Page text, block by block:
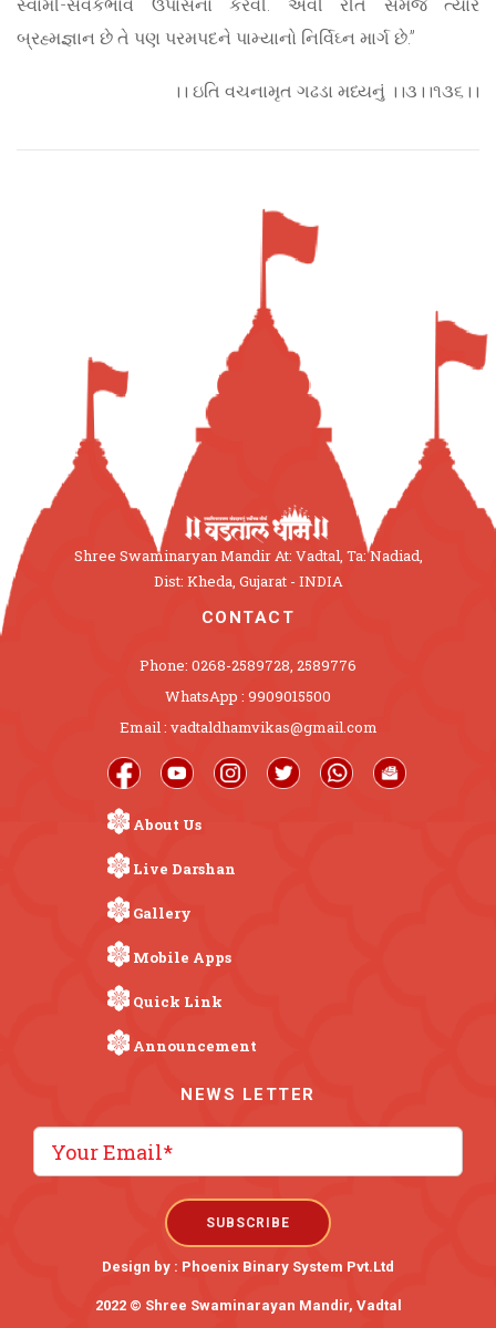
બ્રહ્મજ્ઞાન છે તે પણ પરમપદને પામ્યાનો નિર્વિઘ્ન માર્ગ છે.”
।। ઇતિ વચનામૃત ગઢડા મધ્યનું ।।૩।।૧૩૬।।
Shree Swaminaryan Mandir At: Vadtal, Ta: Nadiad,
Dist: Kheda, Gujarat - INDIA
CONTACT
Phone: 0268-2589728, 2589776
WhatsApp : 9909015500
Email : vadtaldhamvikas@gmail.com
About Us
Live Darshan
Gallery
Mobile Apps
Quick Link
Announcement
NEWS LETTER
Design by : Phoenix Binary System Pvt.Ltd
2022 © Shree Swaminarayan Mandir, Vadtal